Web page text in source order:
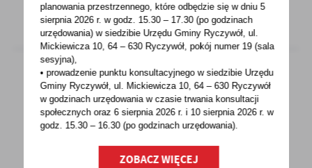
28 - 02 - 2022
UWAGA! INFOLINIA WS. POMOCY UCHODŹCOM
planowania przestrzennego, które odbędzie się w dniu 5
sierpnia 2026 r.w godz. 15.30 – 17.30 (po godzinach
urzędowania) w siedzibie Urzędu Gminy Ryczywół, ul.
Mickiewicza 10, 64 – 630 Ryczywół, pokójnumer 19 (sala
sesyjna),
• prowadzenie punktu konsultacyjnego w siedzibie Urzędu
Gminy Ryczywół, ul. Mickiewicza 10, 64 – 630 Ryczywół
w godzinachurzędowania w czasie trwania konsultacji
społecznych oraz 6 sierpnia 2026 r. i 10 sierpnia 2026 r. w
godz. 15.30 – 16.30 (po godzinachurzędowania).
ZOBACZ WIĘCEJ